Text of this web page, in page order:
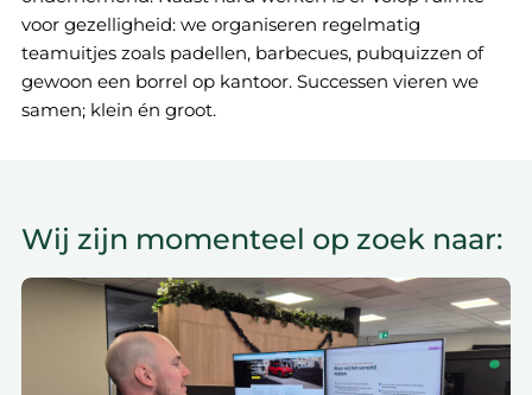
voor gezelligheid: we organiseren regelmatig
teamuitjes zoals padellen, barbecues, pubquizzen of
gewoon een borrel op kantoor. Successen vieren we
samen; klein én groot.
Wij zijn momenteel op zoek naar: